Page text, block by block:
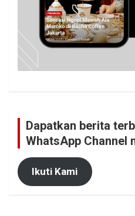
Dapatkan berita
WhatsApp Channel
Ikuti Kami